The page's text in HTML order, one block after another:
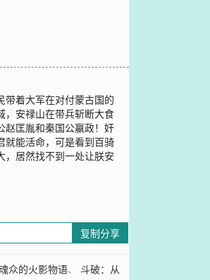
带着大军在对付蒙古国的
，安禄山在带兵斩断大食
赵匡胤和秦国公嬴政！奸
就能活命，可是看到百骑
居然找不到一处让朕安
复制分享
众的火影物语、斗破：从